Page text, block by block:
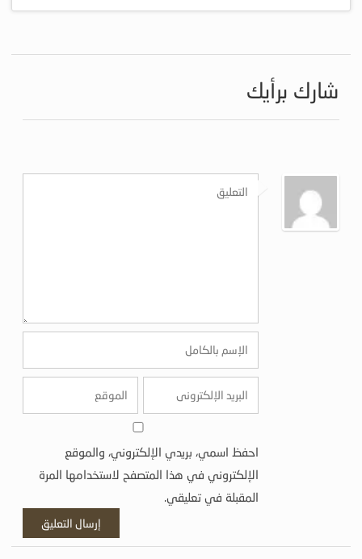
شارك برأيك
احفظ اسمي، بريدي الإلكتروني، والموقع
الإلكتروني في هذا المتصفح لاستخدامها المرة
المقبلة في تعليقي.